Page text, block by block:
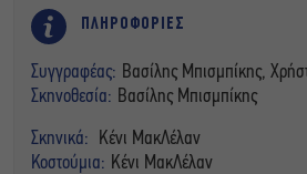
ΠΛΗΡΟΦΟΡΙΕΣ
Συγγραφέας: Βασίλης Μπισμπίκης,
Σκηνοθεσία: Βασίλης Μπισμπίκης
Σκηνικά:
Κένι ΜακΛέλαν
Κοστούμια: Κένι ΜακΛέλαν